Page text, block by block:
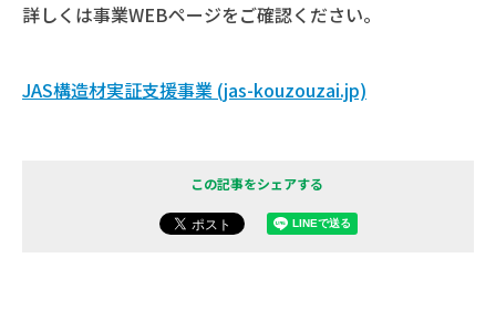
詳しくは事業WEBページをご確認ください。
JAS構造材実証支援事業 (jas-kouzouzai.jp)
この記事をシェアする